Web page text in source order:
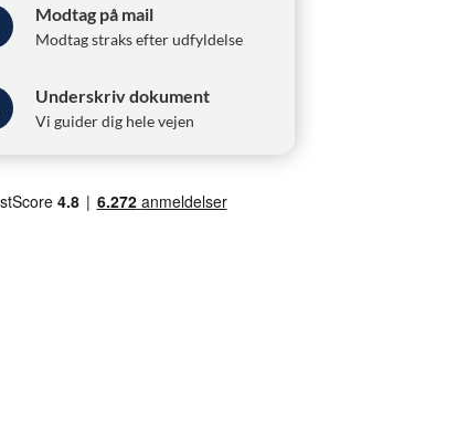
Modtag på mail
Modtag straks efter udfyldelse
Underskriv dokument
Vi guider dig hele vejen